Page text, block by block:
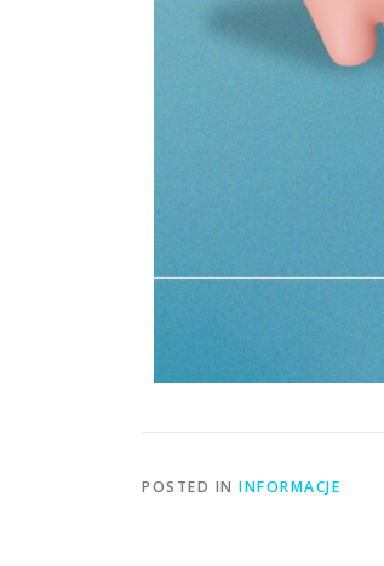
POSTED IN INFORMACJE